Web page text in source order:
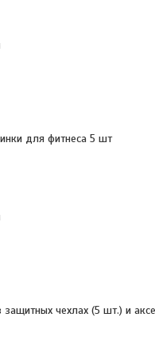
для фитнеса 5 шт
чехлах (5 шт.) и